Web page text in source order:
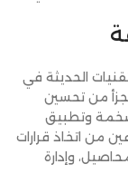
الحديثة في
من تحسين
وتطبيق
من اتخاذ قرارات
وإدارة